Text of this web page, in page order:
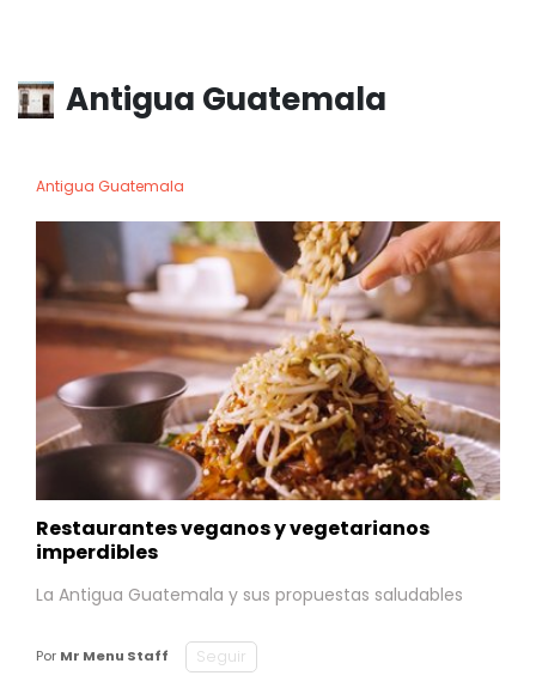
Antigua Guatemala
Antigua Guatemala
Restaurantes veganos y vegetarianos
imperdibles
La Antigua Guatemala y sus propuestas saludables
Por Mr Menu Staff Seguir